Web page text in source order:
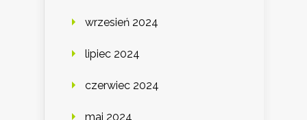
wrzesień 2024
lipiec 2024
czerwiec 2024
maj 2024